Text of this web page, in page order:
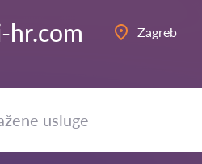
hr.com Zagreb